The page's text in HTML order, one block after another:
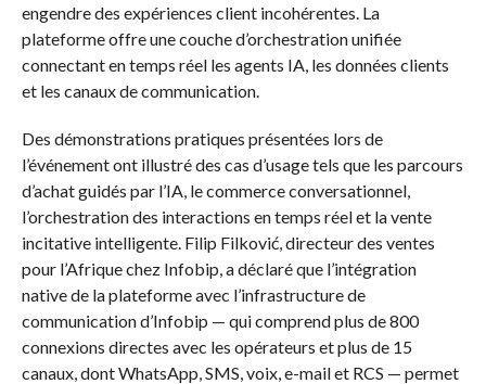
engendre des expériences client incohérentes. La
plateforme offre une couche d’orchestration unifiée
connectant en temps réel les agents IA, les données clients
et les canaux de communication.
Des démonstrations pratiques présentées lors de
l’événement ont illustré des cas d’usage tels que les parcours
d’achat guidés par l’IA, le commerce conversationnel,
l’orchestration des interactions en temps réel et la vente
incitative intelligente. Filip Filković, directeur des ventes
pour l’Afrique chez Infobip, a déclaré que l’intégration
native de la plateforme avec l’infrastructure de
communication d’Infobip — qui comprend plus de 800
connexions directes avec les opérateurs et plus de 15
canaux, dont WhatsApp, SMS, voix, e-mail et RCS — permet